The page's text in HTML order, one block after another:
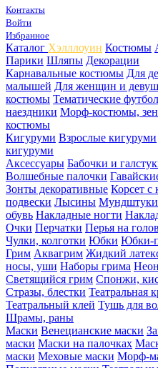
Контакты
Войти
Избранное
Каталог Хэлллоуин Костюмы
Парики Шляпы Декорации
Карнавальные костюмы Для
малышей Для женщин и
костюмы Тематические
наездники Морф-костюмы,
костюмы
Кигуруми Взрослые кигуруми
кигуруми
Аксессуары Бабочки и
Волшебные палочки
Зонты декоративные Корсет с
подвески Лысины Мундштуки
обувь Накладные ногти
Очки Перчатки Перья на
Чулки, колготки Юбки Юбки-
Грим Аквагрим Жидкий
носы, уши Наборы грима
Светящийся грим Спонжи,
Стразы, блестки Театральная
Театральный клей Тушь для
Шрамы, раны
Маски Венецианские маски
маски Маски на палочках
маски Меховые маски Морф-